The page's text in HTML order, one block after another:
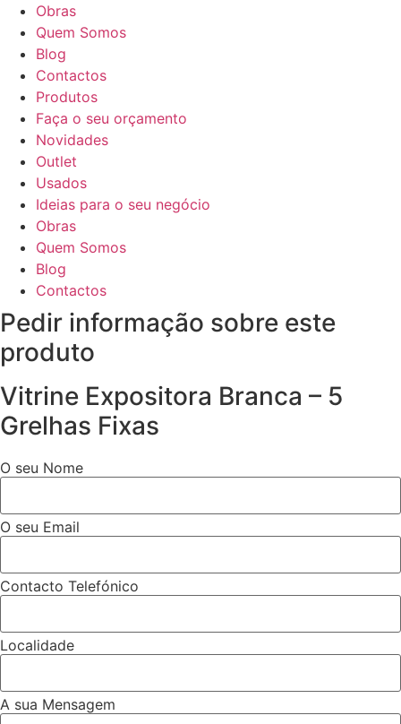
Obras
Quem Somos
Blog
Contactos
Produtos
Faça o seu orçamento
Novidades
Outlet
Usados
Ideias para o seu negócio
Obras
Quem Somos
Blog
Contactos
Pedir informação sobre este
produto
Vitrine Expositora Branca – 5
Grelhas Fixas
O seu Nome
O seu Email
Contacto Telefónico
Localidade
A sua Mensagem